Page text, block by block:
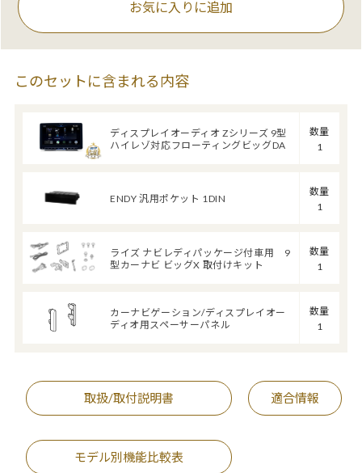
お気に入りに追加
このセットに含まれる内容
ディスプレイオーディオ Zシリーズ 9型
ハイレゾ対応フローティングビッグDA
数量
1
ENDY 汎用ポケット 1DIN
数量
1
ライズ ナビレディパッケージ付車用 9
型カーナビ ビッグX 取付けキット
数量
1
カーナビゲーション/ディスプレイオー
ディオ用スペーサーパネル
数量
1
取扱/取付説明書 適合情報
モデル別機能比較表